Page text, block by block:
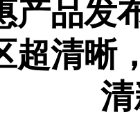
产品发
超清晰